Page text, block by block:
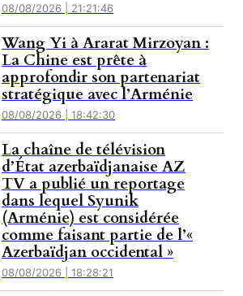
08/08/2026 | 21:21:46
Wang Yi à Ararat Mirzoyan :
La Chine est prête à
approfondir son partenariat
stratégique avec l’Arménie
08/08/2026 | 18:42:30
La chaîne de télévision
d’État azerbaïdjanaise AZ
TV a publié un reportage
dans lequel Syunik
(Arménie) est considérée
comme faisant partie de l’«
Azerbaïdjan occidental »
08/08/2026 | 18:28:21